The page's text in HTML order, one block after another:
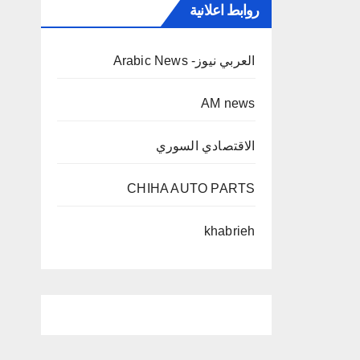
روابط اعلانية
العربي نيوز- Arabic News
AM news
الاقتصادي السوري
CHIHA AUTO PARTS
khabrieh